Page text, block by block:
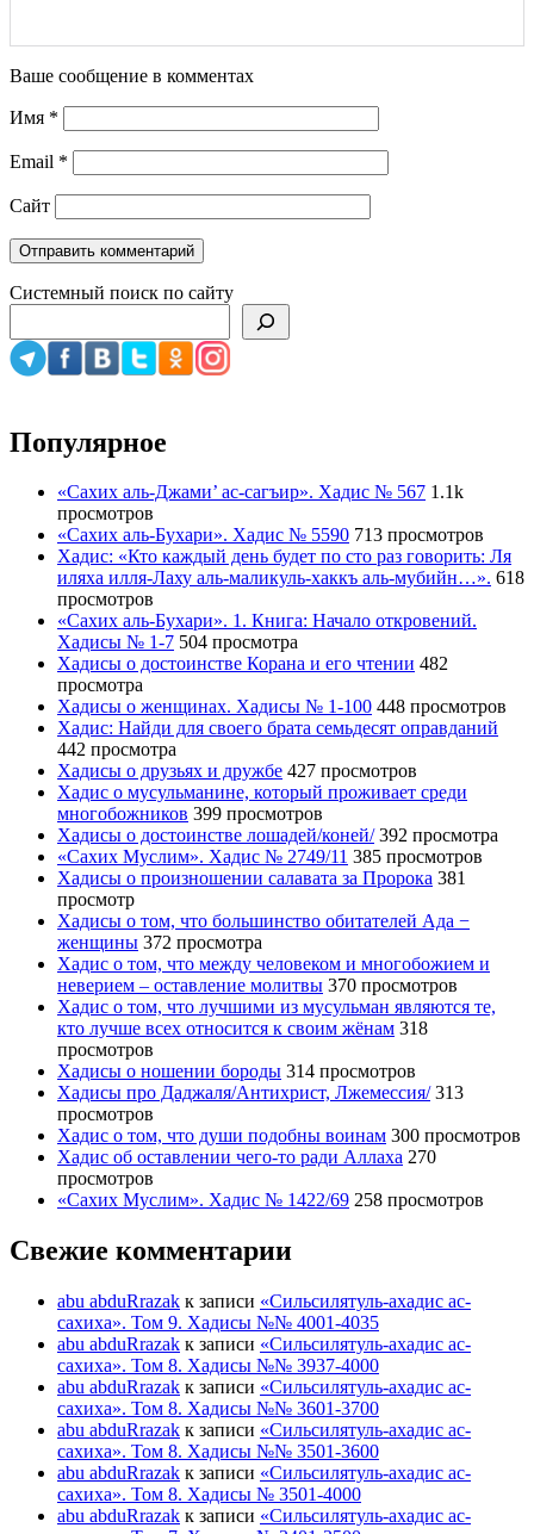
Ваше сообщение в комментах
Имя *
Email *
Сайт
Системный поиск по сайту
Популярное
«Сахих аль-Джами’ ас-сагъир». Хадис № 567 1.1k
просмотров
«Сахих аль-Бухари». Хадис № 5590 713 просмотров
Хадис: «Кто каждый день будет по сто раз говорить: Ля
иляха илля-Лаху аль-маликуль-хаккъ аль-мубийн…». 618
просмотров
«Сахих аль-Бухари». 1. Книга: Начало откровений.
Хадисы № 1-7 504 просмотра
Хадисы о достоинстве Корана и его чтении 482
просмотра
Хадисы о женщинах. Хадисы № 1-100 448 просмотров
Хадис: Найди для своего брата семьдесят оправданий
442 просмотра
Хадисы о друзьях и дружбе 427 просмотров
Хадис о мусульманине, который проживает среди
многобожников 399 просмотров
Хадисы о достоинстве лошадей/коней/ 392 просмотра
«Сахих Муслим». Хадис № 2749/11 385 просмотров
Хадисы о произношении салавата за Пророка 381
просмотр
Хадисы о том, что большинство обитателей Ада −
женщины 372 просмотра
Хадис о том, что между человеком и многобожием и
неверием – оставление молитвы 370 просмотров
Хадис о том, что лучшими из мусульман являются те,
кто лучше всех относится к своим жёнам 318
просмотров
Хадисы о ношении бороды 314 просмотров
Хадисы про Даджаля/Антихрист, Лжемессия/ 313
просмотров
Хадис о том, что души подобны воинам 300 просмотров
Хадис об оставлении чего-то ради Аллаха 270
просмотров
«Сахих Муслим». Хадис № 1422/69 258 просмотров
Свежие комментарии
abu abduRrazak к записи «Сильсилятуль-ахадис ас-
сахиха». Том 9. Хадисы №№ 4001-4035
abu abduRrazak к записи «Сильсилятуль-ахадис ас-
сахиха». Том 8. Хадисы №№ 3937-4000
abu abduRrazak к записи «Сильсилятуль-ахадис ас-
сахиха». Том 8. Хадисы №№ 3601-3700
abu abduRrazak к записи «Сильсилятуль-ахадис ас-
сахиха». Том 8. Хадисы №№ 3501-3600
abu abduRrazak к записи «Сильсилятуль-ахадис ас-
сахиха». Том 8. Хадисы № 3501-4000
abu abduRrazak к записи «Сильсилятуль-ахадис ас-